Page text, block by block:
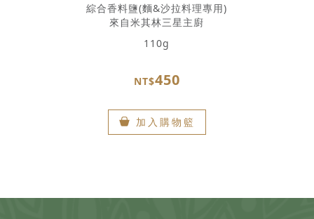
綜合香料鹽(麵&沙拉料理專用)
來自米其林三星主廚
110g
NT$450
加入購物籃